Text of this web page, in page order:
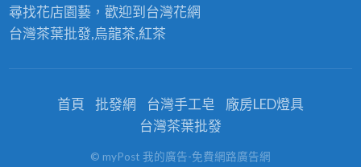
尋找花店園藝，歡迎到 台灣花網
台灣茶葉批發,烏龍茶,紅茶
首頁 批發網 台灣手工皂
廠房LED燈具
台灣茶葉批發
© myPost 我的廣告-免費網路廣告網